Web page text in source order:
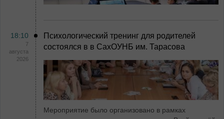
18:10
7
августа
2026
Психологический тренинг для родителей
состоялся в в СахОУНБ им. Тарасова
Мероприятие было организовано в рамках